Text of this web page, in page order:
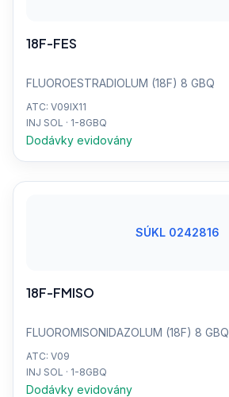
18F-FES
FLUOROESTRADIOLUM (18F) 8 GBQ
ATC: V09IX11
INJ SOL · 1-8GBQ
Dodávky evidovány
SÚKL 0242816
18F-FMISO
FLUOROMISONIDAZOLUM (18F) 8 GBQ
ATC: V09
INJ SOL · 1-8GBQ
Dodávky evidovány